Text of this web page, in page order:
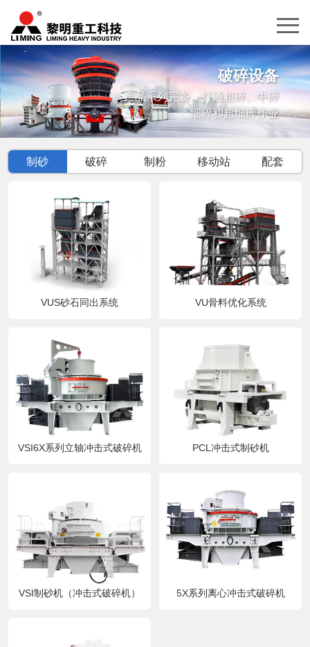
破碎设备
产品系列完备，打通粗碎、中碎
细碎和超细碎作业
制砂 破碎 制粉 移动站 配套
VUS砂石同出系统 VU骨料优化系统
VSI6X系列立轴冲击式破碎机 PCL冲击式制砂机
VSI制砂机（冲击式破碎机） 5X系列离心冲击式破碎机